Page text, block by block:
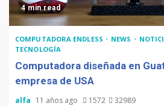
4 min read
COMPUTADORA ENDLESS NEWS
TECNOLOGÍA
Computadora diseñada en
empresa de USA
alfa 11 años ago 1572 32989